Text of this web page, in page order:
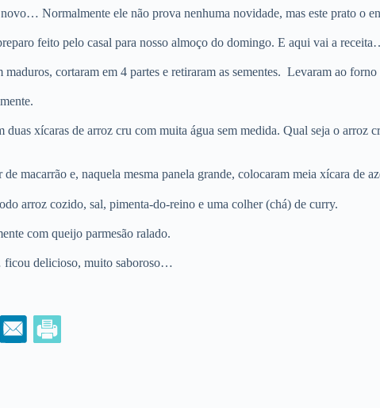
Normalmente ele não prova nenhuma novidade, mas este prato o
feito pelo casal para nosso almoço do domingo. E aqui vai a
maduros, cortaram em 4 partes e retiraram as sementes. Levaram ao
xícaras de arroz cru com muita água sem medida. Qual seja o arroz
macarrão e, naquela mesma panela grande, colocaram meia xícara de
arroz cozido, sal, pimenta-do-reino e uma colher (chá) de curry.
com queijo parmesão ralado.
ficou delicioso, muito saboroso…